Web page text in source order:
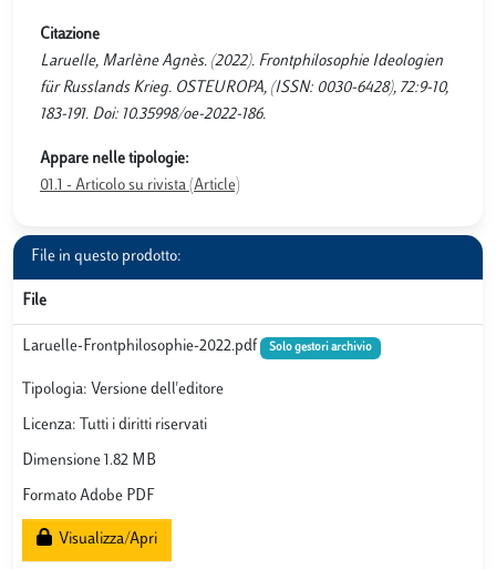
Citazione
Laruelle, Marlène Agnès. (2022). Frontphilosophie Ideologien
für Russlands Krieg. OSTEUROPA, (ISSN: 0030-6428), 72:9-10,
183-191. Doi: 10.35998/oe-2022-186.
Appare nelle tipologie:
01.1 - Articolo su rivista (Article)
File in questo prodotto:
File
Laruelle-Frontphilosophie-2022.pdf Solo gestori archivio
Tipologia: Versione dell'editore
Licenza: Tutti i diritti riservati
Dimensione 1.82 MB
Formato Adobe PDF
Visualizza/Apri